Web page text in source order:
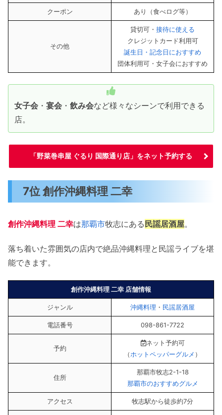
クーポン あり（食べログ等）
その他
貸切可・ 接待に使える
クレジットカード利用可
誕生日・記念日におすすめ
団体利用可・女子会におすすめ
女子会 ・ 宴会 ・ 飲み会など様々なシーンで利用できる
店。
「野菜巻串屋 ぐるり 国際通り店」をネット予約する
7位 創作沖縄料理 二幸
創作沖縄料理 二幸は那覇市牧志にある民謡居酒屋。
落ち着いた雰囲気の店内で絶品沖縄料理と民謡ライブを堪
能できます。
創作沖縄料理 二幸 店舗情報
ジャンル 沖縄料理 ・ 民謡居酒屋
電話番号 098-861-7722
予約
ネット予約可
（ホットペッパーグルメ ）
住所
那覇市牧志2-1-18
那覇市のおすすめグルメ
アクセス 牧志駅から徒歩約7分